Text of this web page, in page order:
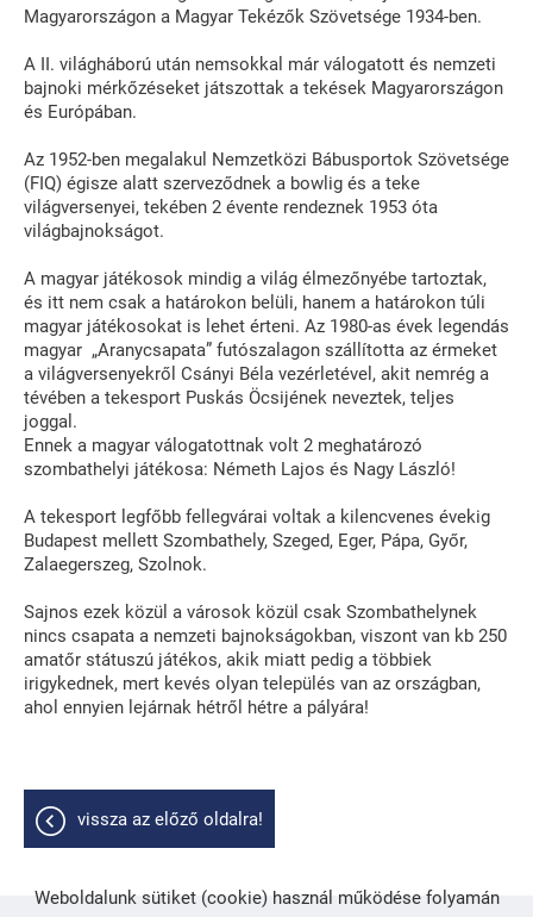
Magyarországon a Magyar Tekézők Szövetsége 1934-ben.
A II. világháború után nemsokkal már válogatott és nemzeti
bajnoki mérkőzéseket játszottak a tekések Magyarországon
és Európában.
Az 1952-ben megalakul Nemzetközi Bábusportok Szövetsége
(FIQ) égisze alatt szerveződnek a bowlig és a teke
világversenyei, tekében 2 évente rendeznek 1953 óta
világbajnokságot.
A magyar játékosok mindig a világ élmezőnyébe tartoztak,
és itt nem csak a határokon belüli, hanem a határokon túli
magyar játékosokat is lehet érteni. Az 1980-as évek legendás
magyar „Aranycsapata” futószalagon szállította az érmeket
a világversenyekről Csányi Béla vezérletével, akit nemrég a
tévében a tekesport Puskás Öcsijének neveztek, teljes
joggal.
Ennek a magyar válogatottnak volt 2 meghatározó
szombathelyi játékosa: Németh Lajos és Nagy László!
A tekesport legfőbb fellegvárai voltak a kilencvenes évekig
Budapest mellett Szombathely, Szeged, Eger, Pápa, Győr,
Zalaegerszeg, Szolnok.
Sajnos ezek közül a városok közül csak Szombathelynek
nincs csapata a nemzeti bajnokságokban, viszont van kb 250
amatőr státuszú játékos, akik miatt pedig a többiek
irigykednek, mert kevés olyan település van az országban,
ahol ennyien lejárnak hétről hétre a pályára!
vissza az előző oldalra!
Weboldalunk sütiket (cookie) használ működése folyamán